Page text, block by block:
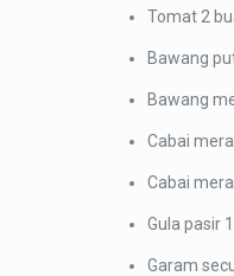
Tomat 2
Bawang
Bawang
Cabai
Cabai
Gula pasir
Garam